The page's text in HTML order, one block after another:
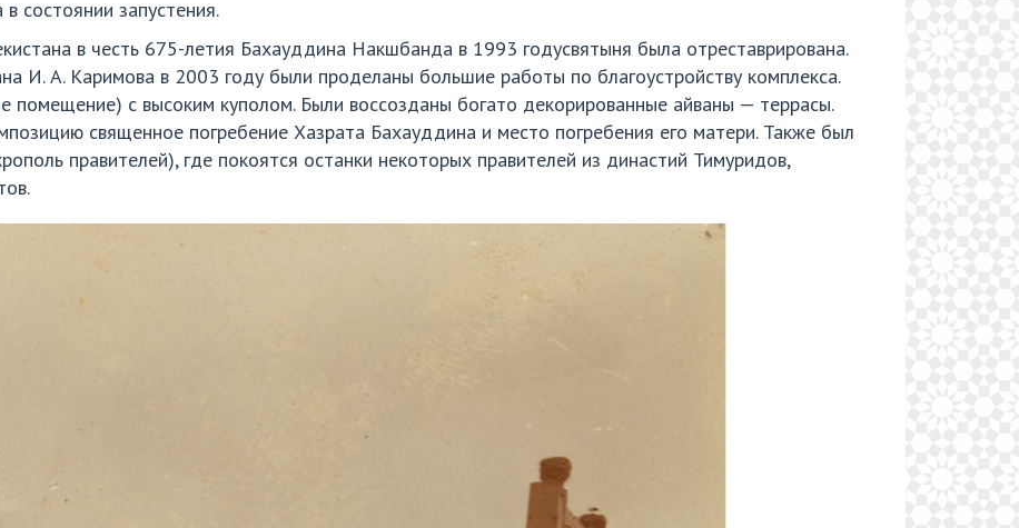
состоянии запустения.
в честь 675-летия Бахауддина Накшбанда в 1993 годусвятыня была отреставрирована.
И. А. Каримова в 2003 году были проделаны большие работы по благоустройству комплекса.
помещение) с высоким куполом. Были воссозданы богато декорированные айваны — террасы.
священное погребение Хазрата Бахауддина и место погребения его матери. Также был
правителей), где покоятся останки некоторых правителей из династий Тимуридов,